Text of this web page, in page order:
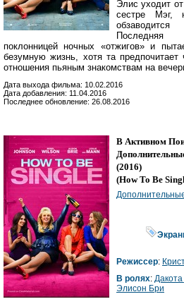
Элис уходит
сестре Мэг,
Последняя
поклонницей ночных «отжигов» и
безумную жизнь, хотя та
отношения пьяным знакомствам на
Дата выхода фильма: 10.02.2016
Дата добавления: 11.04.2016
Последнее обновление: 26.08.2016
В Активном
(2016)
(How To Be
Режиссер:
В ролях:
Элисон Бри